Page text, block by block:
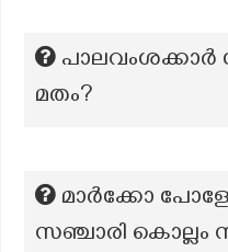
പാലവംശക്കാർ
മതം?
മാർക്കോ
സഞ്ചാരി കൊല്ലം